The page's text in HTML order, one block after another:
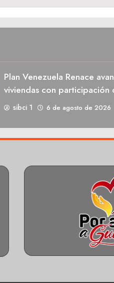
Plan Venezuela Renace
viviendas con participación
sibci 1 6 de agosto de 2026